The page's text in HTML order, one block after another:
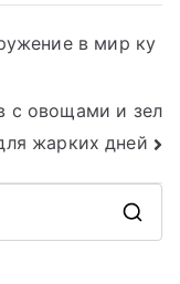
в мир ку
с овощами и зел
жарких дней